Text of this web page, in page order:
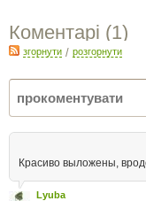
Коментарі (1)
згорнути / розгорнути
Красиво выложены, вроде
Lyuba